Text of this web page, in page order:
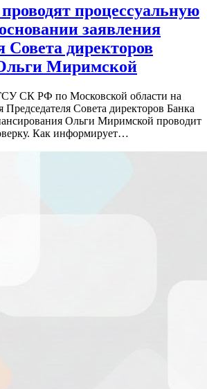
процессуальную
заявления
Совета директоров
Миримской
СК РФ по Московской области на
Председателя Совета директоров Банка
Ольги Миримской проводит
Как информирует…